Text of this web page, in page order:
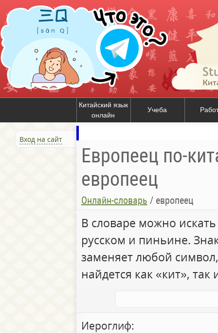
Китайский язык
онлайн
Учеба
Вход на сайт
Европеец по-
европеец
Онлайн-словарь / европеец
В словаре можно
русском и пиньине.
заменяет любой
найдется как «кит», так
Иероглиф: